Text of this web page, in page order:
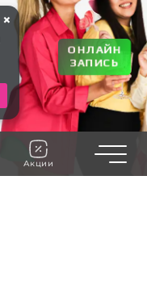
Акции
×
ОНЛАЙН
ЗАПИСЬ